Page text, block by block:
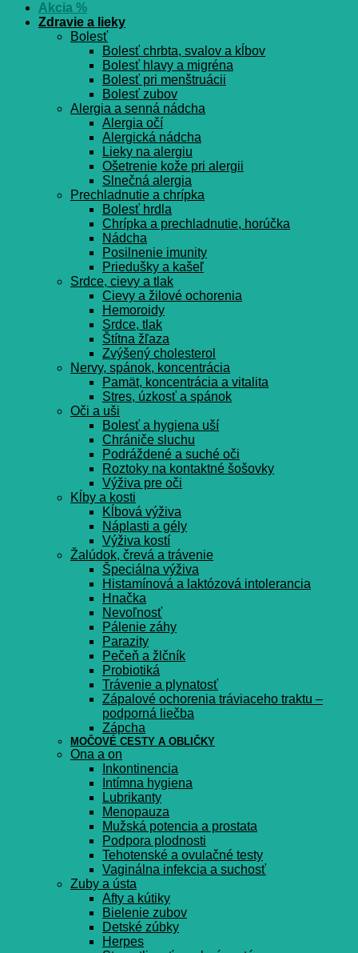
Akcia %
Zdravie a lieky
Bolesť
Bolesť chrbta, svalov a kĺbov
Bolesť hlavy a migréna
Bolesť pri menštruácii
Bolesť zubov
Alergia a senná nádcha
Alergia očí
Alergická nádcha
Lieky na alergiu
Ošetrenie kože pri alergii
Slnečná alergia
Prechladnutie a chrípka
Bolesť hrdla
Chrípka a prechladnutie, horúčka
Nádcha
Posilnenie imunity
Priedušky a kašeľ
Srdce, cievy a tlak
Cievy a žilové ochorenia
Hemoroidy
Srdce, tlak
Štítna žľaza
Zvýšený cholesterol
Nervy, spánok, koncentrácia
Pamät, koncentrácia a vitalita
Stres, úzkosť a spánok
Oči a uši
Bolesť a hygiena uší
Chrániče sluchu
Podráždené a suché oči
Roztoky na kontaktné šošovky
Výživa pre oči
Kĺby a kosti
Kĺbová výživa
Náplasti a gély
Výživa kostí
Žalúdok, črevá a trávenie
Špeciálna výživa
Histamínová a laktózová intolerancia
Hnačka
Nevoľnosť
Pálenie záhy
Parazity
Pečeň a žlčník
Probiotiká
Trávenie a plynatosť
Zápalové ochorenia tráviaceho traktu –
podporná liečba
Zápcha
MOČOVÉ CESTY A OBLIČKY
Ona a on
Inkontinencia
Intímna hygiena
Lubrikanty
Menopauza
Mužská potencia a prostata
Podpora plodnosti
Tehotenské a ovulačné testy
Vaginálna infekcia a suchosť
Zuby a ústa
Afty a kútiky
Bielenie zubov
Detské zúbky
Herpes